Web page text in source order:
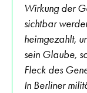
Wirkung der
sichtbar
heimgezahlt,
sein Glaube,
Fleck des
In Berliner